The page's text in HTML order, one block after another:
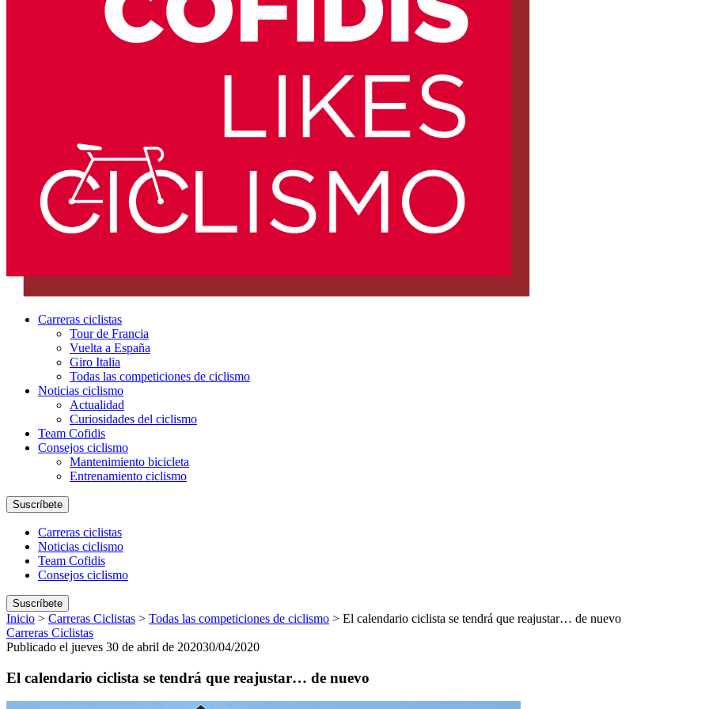
Carreras ciclistas
Tour de Francia
Vuelta a España
Giro Italia
Todas las competiciones de ciclismo
Noticias ciclismo
Actualidad
Curiosidades del ciclismo
Team Cofidis
Consejos ciclismo
Mantenimiento bicicleta
Entrenamiento ciclismo
Suscríbete
Carreras ciclistas
Noticias ciclismo
Team Cofidis
Consejos ciclismo
Suscríbete
Inicio > Carreras Ciclistas > Todas las competiciones de ciclismo > El calendario ciclista se tendrá que reajustar… de nuevo
Carreras Ciclistas
Publicado el jueves 30 de abril de 202030/04/2020
El calendario ciclista se tendrá que reajustar… de nuevo